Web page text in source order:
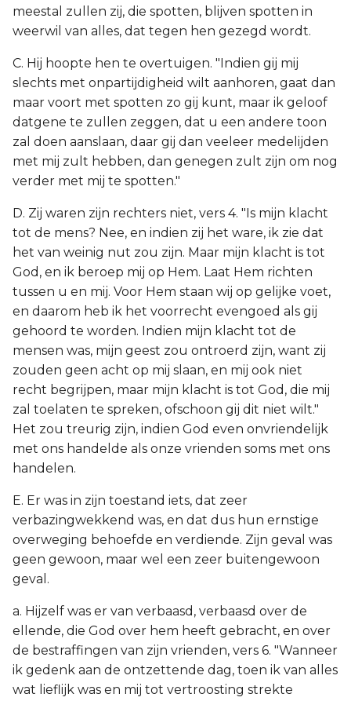
meestal zullen zij, die spotten, blijven spotten in
weerwil van alles, dat tegen hen gezegd wordt.
C. Hij hoopte hen te overtuigen. "Indien gij mij
slechts met onpartijdigheid wilt aanhoren, gaat dan
maar voort met spotten zo gij kunt, maar ik geloof
datgene te zullen zeggen, dat u een andere toon
zal doen aanslaan, daar gij dan veeleer medelijden
met mij zult hebben, dan genegen zult zijn om nog
verder met mij te spotten."
D. Zij waren zijn rechters niet, vers 4. "Is mijn klacht
tot de mens? Nee, en indien zij het ware, ik zie dat
het van weinig nut zou zijn. Maar mijn klacht is tot
God, en ik beroep mij op Hem. Laat Hem richten
tussen u en mij. Voor Hem staan wij op gelijke voet,
en daarom heb ik het voorrecht evengoed als gij
gehoord te worden. Indien mijn klacht tot de
mensen was, mijn geest zou ontroerd zijn, want zij
zouden geen acht op mij slaan, en mij ook niet
recht begrijpen, maar mijn klacht is tot God, die mij
zal toelaten te spreken, ofschoon gij dit niet wilt."
Het zou treurig zijn, indien God even onvriendelijk
met ons handelde als onze vrienden soms met ons
handelen.
E. Er was in zijn toestand iets, dat zeer
verbazingwekkend was, en dat dus hun ernstige
overweging behoefde en verdiende. Zijn geval was
geen gewoon, maar wel een zeer buitengewoon
geval.
a. Hijzelf was er van verbaasd, verbaasd over de
ellende, die God over hem heeft gebracht, en over
de bestraffingen van zijn vrienden, vers 6. "Wanneer
ik gedenk aan de ontzettende dag, toen ik van alles
wat lieflijk was en mij tot vertroosting strekte